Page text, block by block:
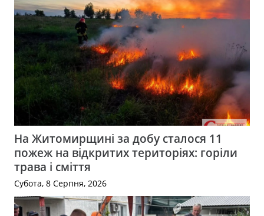
На Житомирщині за добу сталося 11
пожеж на відкритих територіях: горіли
трава і сміття
Субота, 8 Серпня, 2026